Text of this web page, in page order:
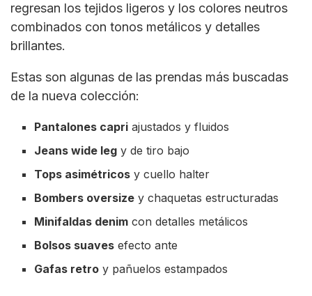
regresan los tejidos ligeros y los colores neutros
combinados con tonos metálicos y detalles
brillantes.
Estas son algunas de las prendas más buscadas
de la nueva colección:
Pantalones capri ajustados y fluidos
Jeans wide leg y de tiro bajo
Tops asimétricos y cuello halter
Bombers oversize y chaquetas estructuradas
Minifaldas denim con detalles metálicos
Bolsos suaves efecto ante
Gafas retro y pañuelos estampados